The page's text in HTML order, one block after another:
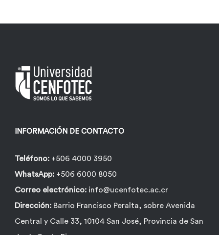
INFORMACIÓN DE CONTACTO
Teléfono: +506 4000 3950
WhatsApp: +506 6000 8050
Correo electrónico: info@ucenfotec.ac.cr
Dirección: Barrio Francisco Peralta, sobre Avenida
Central y Calle 33, 10104 San José, Provincia de San